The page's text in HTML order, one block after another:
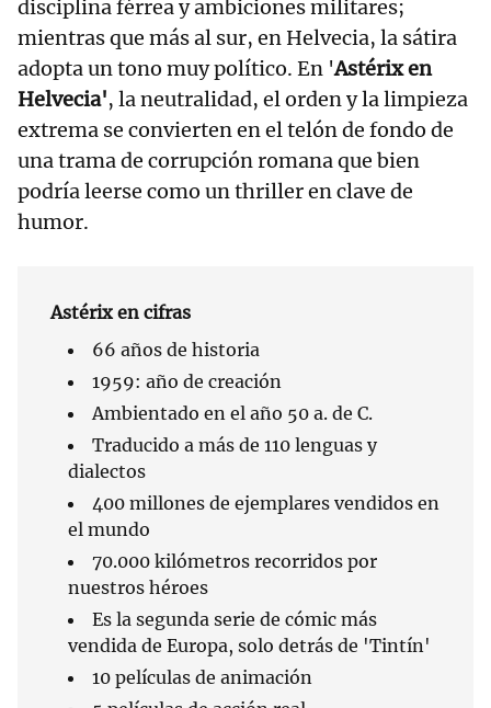
disciplina férrea y ambiciones militares;
mientras que más al sur, en Helvecia, la sátira
adopta un tono muy político. En 'Astérix en
Helvecia', la neutralidad, el orden y la limpieza
extrema se convierten en el telón de fondo de
una trama de corrupción romana que bien
podría leerse como un thriller en clave de
humor.
Astérix en cifras
66 años de historia
1959: año de creación
Ambientado en el año 50 a. de C.
Traducido a más de 110 lenguas y
dialectos
400 millones de ejemplares vendidos en
el mundo
70.000 kilómetros recorridos por
nuestros héroes
Es la segunda serie de cómic más
vendida de Europa, solo detrás de 'Tintín'
10 películas de animación